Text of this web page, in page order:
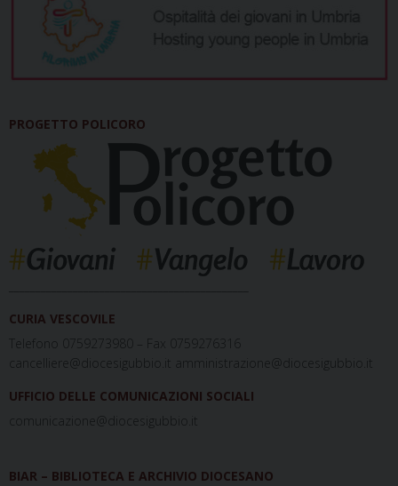
PROGETTO POLICORO
CURIA VESCOVILE
Telefono 0759273980 – Fax 0759276316
cancelliere@diocesigubbio.it amministrazione@diocesigubbio.it
UFFICIO DELLE COMUNICAZIONI SOCIALI
comunicazione@diocesigubbio.it
BIAR – BIBLIOTECA E ARCHIVIO DIOCESANO